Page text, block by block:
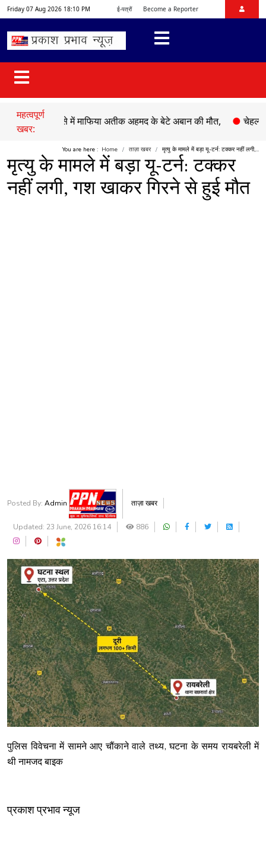
Friday 07 Aug 2026 18:10 PM ई-पत्रों Become a Reporter
महत्वपूर्ण
खबर:
हादसे में माफिया अतीक अहमद के बेटे अबान की मौत, ●चेहल्लुम पर
You are here : Home ताज़ा खबर मृत्यु के मामले में बड़ा यू-टर्न: टक्कर नहीं लगी,...
मृत्यु के मामले में बड़ा यू-टर्न: टक्कर
नहीं लगी, गश खाकर गिरने से हुई मौत
Posted By: Admin ताज़ा खबर
Updated: 23 June, 2026 16:14 886
पुलिस विवेचना में सामने आए चौंकाने वाले तथ्य, घटना के समय रायबरेली में
थी नामजद बाइक
प्रकाश प्रभाव न्यूज